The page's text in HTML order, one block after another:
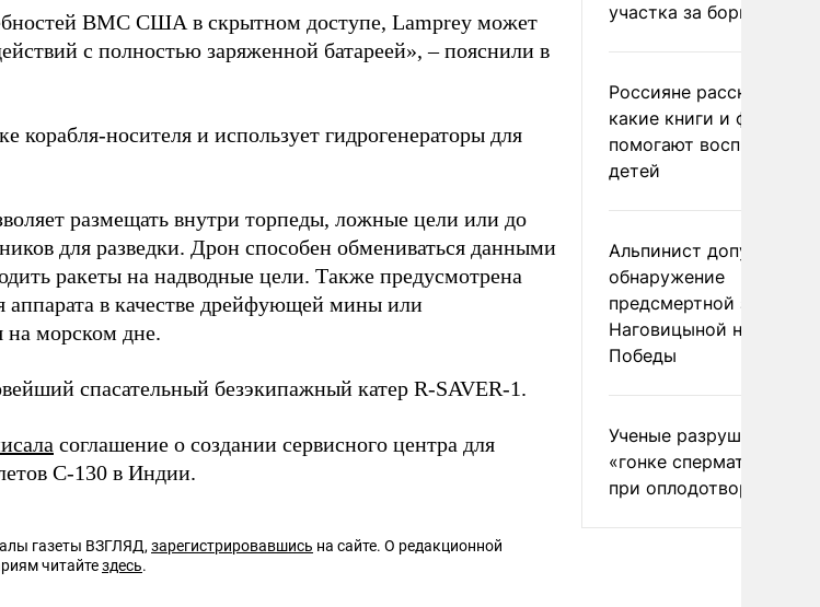
ВМС США в скрытном доступе, Lamprey может
с полностью заряженной батареей», – пояснили в
корабля-носителя и использует гидрогенераторы для
размещать внутри торпеды, ложные цели или до
для разведки. Дрон способен обмениваться данными
ракеты на надводные цели. Также предусмотрена
аппарата в качестве дрейфующей мины или
на морском дне.
спасательный безэкипажный катер R-SAVER-1.
соглашение о создании сервисного центра для
C-130 в Индии.
газеты ВЗГЛЯД, зарегистрировавшись на сайте. О редакционной
читайтездесь.
участка за борщевик
Россияне рассказали,
какие книги и фильмы
помогают воспитывать
детей
Альпинист допустил
обнаружение
предсмертной записки
Наговицыной на пике
Победы
Ученые разрушили миф
«гонке
при оплодотворении